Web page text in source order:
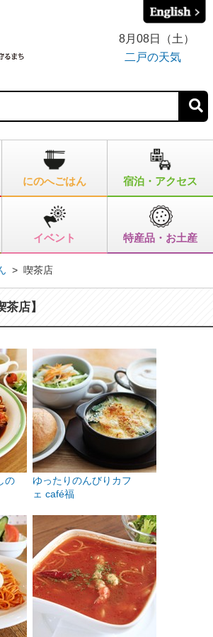
8月08日（土）
二戸の天気
にのへごはん 宿泊・アクセス
イベント 特産品・お土産
> 喫茶店
店】
の
ゆったりのんびりカフ
ェ café福